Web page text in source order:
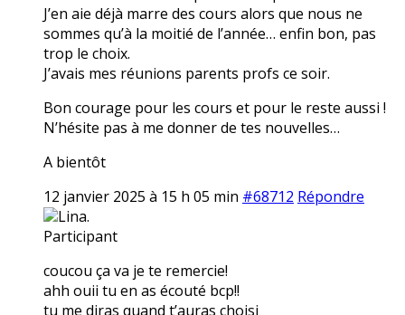
J’en aie déjà marre des cours alors que nous ne
sommes qu’à la moitié de l’année… enfin bon, pas
trop le choix.
J’avais mes réunions parents profs ce soir.
Bon courage pour les cours et pour le reste aussi !
N’hésite pas à me donner de tes nouvelles…
A bientôt
12 janvier 2025 à 15 h 05 min #68712 Répondre
Lina.
Participant
coucou ça va je te remercie!
ahh ouii tu en as écouté bcp!!
tu me diras quand t’auras choisi